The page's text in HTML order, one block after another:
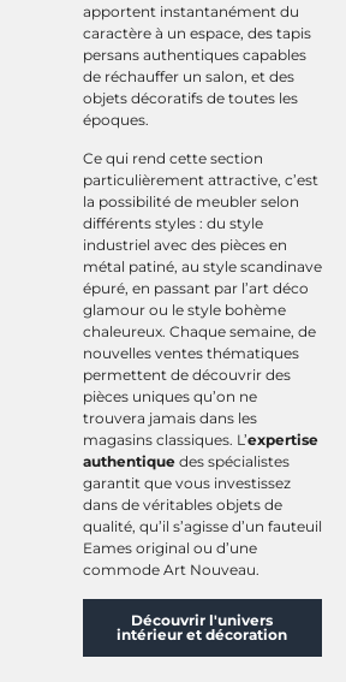
apportent instantanément du
caractère à un espace, des tapis
persans authentiques capables
de réchauffer un salon, et des
objets décoratifs de toutes les
époques.
Ce qui rend cette section
particulièrement attractive, c’est
la possibilité de meubler selon
différents styles : du style
industriel avec des pièces en
métal patiné, au style scandinave
épuré, en passant par l’art déco
glamour ou le style bohème
chaleureux. Chaque semaine, de
nouvelles ventes thématiques
permettent de découvrir des
pièces uniques qu’on ne
trouvera jamais dans les
magasins classiques. L’expertise
authentiquedes spécialistes
garantit que vous investissez
dans de véritables objets de
qualité, qu’il s’agisse d’un fauteuil
Eames original ou d’une
commode Art Nouveau.
Découvrir l'univers
intérieur et décoration